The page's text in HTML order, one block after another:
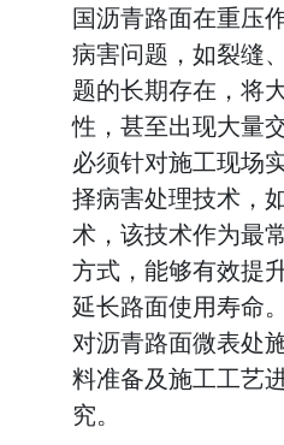
国沥青路面在重压
病害问题，如裂缝
题的长期存在，将
性，甚至出现大量
必须针对施工现场
择病害处理技术，
术，该技术作为最
方式，能够有效提
延长路面使用寿命
对沥青路面微表处
料准备及施工工艺
究。